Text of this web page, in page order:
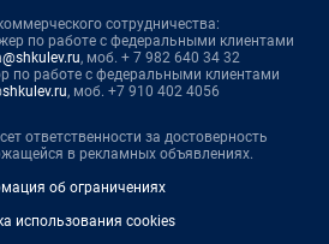
сотрудничества:
по работе с федеральными клиентами
, моб. + 7 982 640 34 32
по работе с федеральными клиентами
, моб. +7 910 402 4056
ответственности за достоверность
в рекламных объявлениях.
об ограничениях
использования cookies